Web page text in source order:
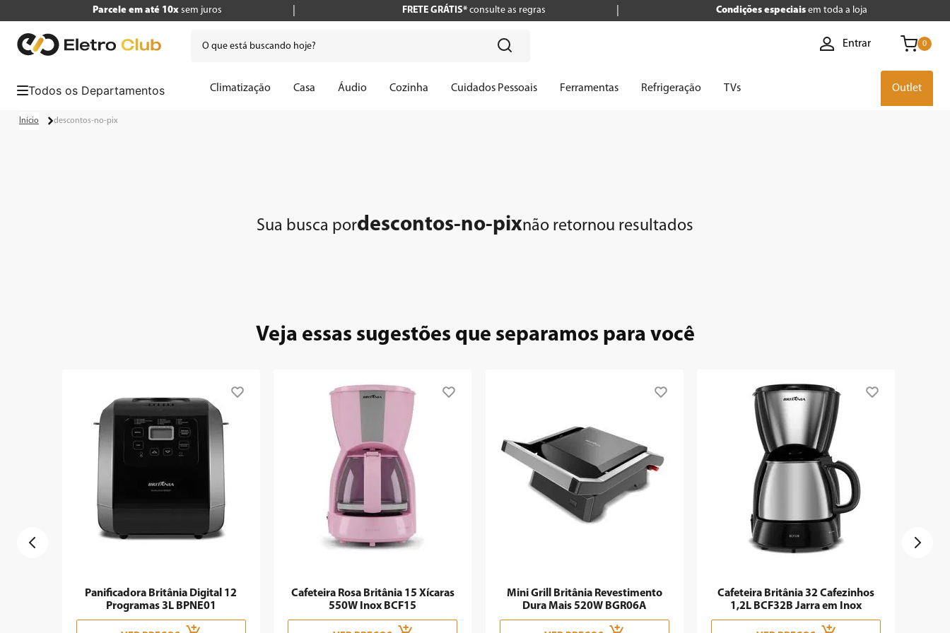
Parcele em até 10xsem juros FRETE GRÁTIS*consulte as regras Condições especiais em toda a loja
Entrar 0
Climatização Casa Áudio Cozinha Cuidados Pessoais Ferramentas Refrigeração TVs Outlet
descontos-no-pix
Sua busca pordescontos-no-pixnão retornou resultados
Veja essas sugestões que separamos para você
Panificadora Britânia Digital 12
Programas 3L BPNE01
Cafeteira Rosa Britânia 15 Xícaras
550W Inox BCF15
Mini Grill Britânia Revestimento
Dura Mais 520W BGR06A
Cafeteira Britânia 32 Cafezinhos
1,2L BCF32B Jarra em Inox
forno